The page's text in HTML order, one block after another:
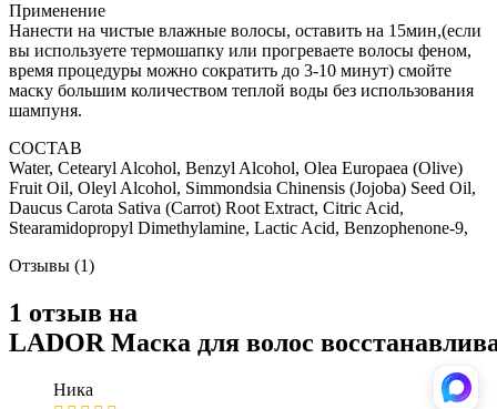
Применение
Нанести на чистые влажные волосы, оставить на 15мин,(если
вы используете термошапку или прогреваете волосы феном,
время процедуры можно сократить до 3-10 минут) cмойте
маску большим количеством теплой воды без использования
шампуня.
СОСТАВ
Water, Cetearyl Alcohol, Benzyl Alcohol, Olea Europaea (Olive)
Fruit Oil, Oleyl Alcohol, Simmondsia Chinensis (Jojoba) Seed Oil,
Daucus Carota Sativa (Carrot) Root Extract, Citric Acid,
Stearamidopropyl Dimethylamine, Lactic Acid, Benzophenone-9,
Отзывы (1)
1 отзыв на
LADOR Маска для волос
Ника